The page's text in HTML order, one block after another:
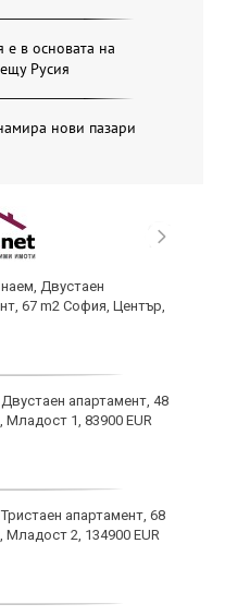
е в основата на
Русия
нови пазари
Двустаен
67 m2 София, Център,
апартамент, 48
Младост 1, 83900 EUR
апартамент, 68
Младост 2, 134900 EUR